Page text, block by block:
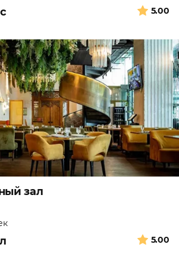
5.00
зал
5.00